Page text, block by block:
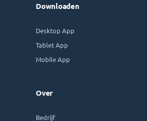
Downloaden
Desktop App
Tablet App
Mobile App
Over
Bedrijf